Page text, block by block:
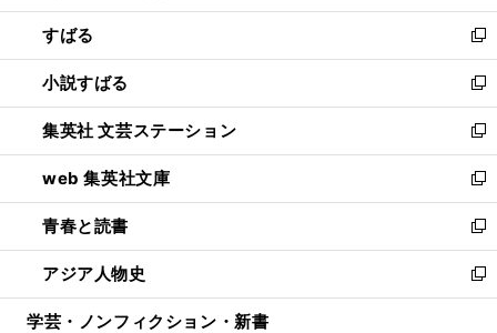
開
く
ウ
で
開
く
ン
ド
ウ
で
開
く
すばる
新
し
い
ウ
ィ
ン
ド
ウ
で
開
く
小説すばる
新
し
い
ウ
ィ
ン
ド
ウ
で
開
集英社 文芸ステーション
新
し
い
ウ
ィ
ン
ド
ウ
web 集英社文庫
新
し
い
ウ
ィ
ン
青春と読書
新
し
い
ウ
アジア人物史
新
し
学芸・ノンフィクション・新書